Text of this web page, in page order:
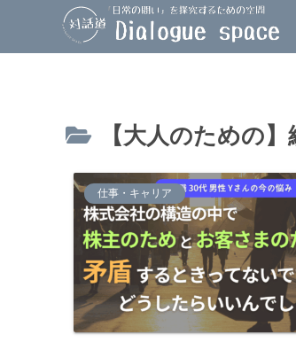
【大人のための
仕事・キャリア